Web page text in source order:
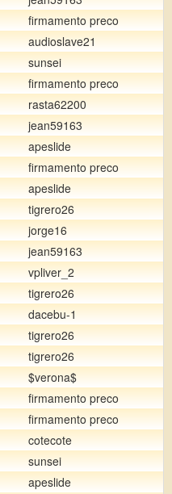
firmamento preco
audioslave21
sunsei
firmamento preco
rasta62200
jean59163
apeslide
firmamento preco
apeslide
tigrero26
jorge16
jean59163
vpliver_2
tigrero26
dacebu-1
tigrero26
tigrero26
$verona$
firmamento preco
firmamento preco
cotecote
sunsei
apeslide